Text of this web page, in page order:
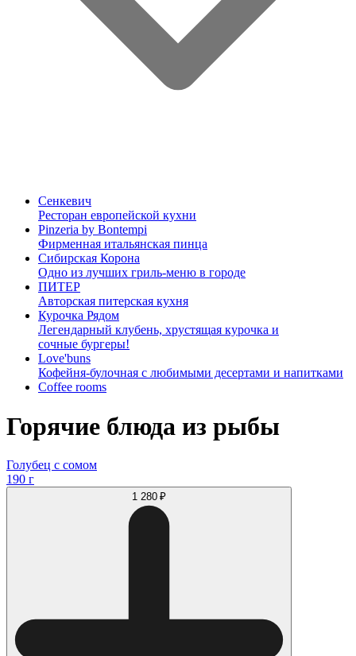
Сенкевич
Ресторан европейской кухни
Pinzeria by Bontempi
Фирменная итальянская пинца
Сибирская Корона
Одно из лучших гриль-меню в городе
ПИТЕР
Авторская питерская кухня
Курочка Рядом
Легендарный клубень, хрустящая курочка и
сочные бургеры!
Love'buns
Кофейня-булочная с любимыми десертами и напитками
Coffee rooms
Горячие блюда из рыбы
Голубец с сомом
190 г
1 280 ₽